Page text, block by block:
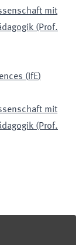
mit
(Prof.
( IfE)
mit
(Prof.